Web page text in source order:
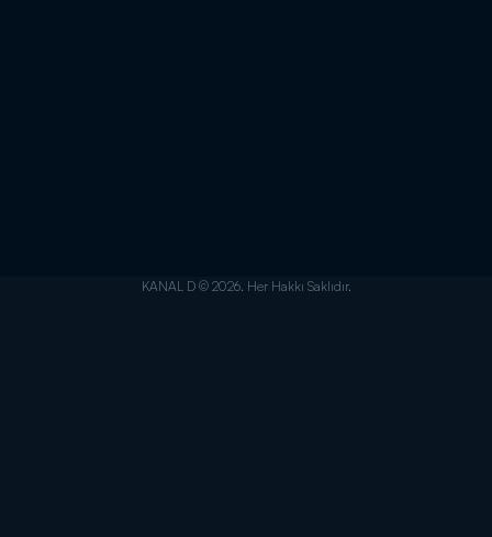
KANAL D © 2026. Her Hakkı Saklıdır.